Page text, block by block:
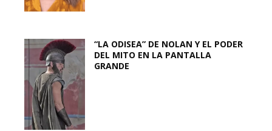
“LA ODISEA” DE NOLAN Y EL PODER
DEL MITO EN LA PANTALLA
GRANDE